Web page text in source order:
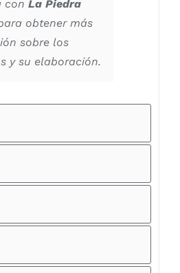
con La Piedra
obtener más
sobre los
y su elaboración.